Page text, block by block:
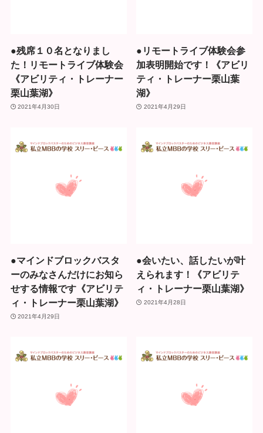
●残席１０名となりまし
た！リモートライブ体験会
《アビリティ・トレーナー
栗山葉湖》
2021年4月30日
●リモートライブ体験会参
加表明開始です！《アビリ
ティ・トレーナー栗山葉
湖》
2021年4月29日
●マインドブロックバスタ
ーのみなさんだけにお知ら
せする情報です《アビリテ
ィ・トレーナー栗山葉湖》
2021年4月29日
●会いたい、話したいが叶
えられます！《アビリテ
ィ・トレーナー栗山葉湖》
2021年4月28日